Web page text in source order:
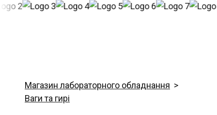
Магазин лабораторного обладнання
Ваги та гирі